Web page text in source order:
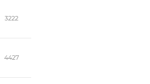
3222
4427